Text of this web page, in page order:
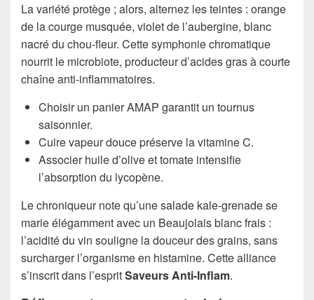
La variété protège ; alors, alternez les teintes : orange
de la courge musquée, violet de l’aubergine, blanc
nacré du chou-fleur. Cette symphonie chromatique
nourrit le microbiote, producteur d’acides gras à courte
chaîne anti-inflammatoires.
Choisir un panier AMAP garantit un tournus
saisonnier.
Cuire vapeur douce préserve la vitamine C.
Associer huile d’olive et tomate intensifie
l’absorption du lycopène.
Le chroniqueur note qu’une salade kale-grenade se
marie élégamment avec un Beaujolais blanc frais :
l’acidité du vin souligne la douceur des grains, sans
surcharger l’organisme en histamine. Cette alliance
s’inscrit dans l’espritSaveurs Anti-Inflam.